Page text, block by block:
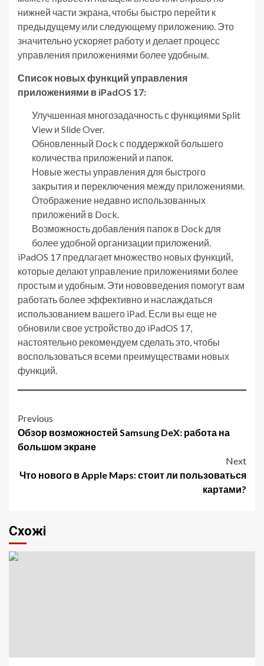
нижней части экрана, чтобы быстро перейти к
предыдущему или следующему приложению. Это
значительно ускоряет работу и делает процесс
управления приложениями более удобным.
Список новых функций управления
приложениями в iPadOS 17:
Улучшенная многозадачность с функциями Split
View и Slide Over.
Обновленный Dock с поддержкой большего
количества приложений и папок.
Новые жесты управления для быстрого
закрытия и переключения между приложениями.
Отображение недавно использованных
приложений в Dock.
Возможность добавления папок в Dock для
более удобной организации приложений.
iPadOS 17 предлагает множество новых функций,
которые делают управление приложениями более
простым и удобным. Эти нововведения помогут вам
работать более эффективно и наслаждаться
использованием вашего iPad. Если вы еще не
обновили свое устройство до iPadOS 17,
настоятельно рекомендуем сделать это, чтобы
воспользоваться всеми преимуществами новых
функций.
Post
navigation
Previous
Обзор возможностей Samsung DeX: работа на
большом экране
Next
Что нового в Apple Maps: стоит ли пользоваться
картами?
Схожі